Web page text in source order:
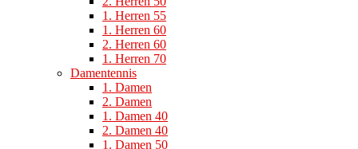
1. Herren 55
1. Herren 60
2. Herren 60
1. Herren 70
Damentennis
1. Damen
2. Damen
1. Damen 40
2. Damen 40
1. Damen 50